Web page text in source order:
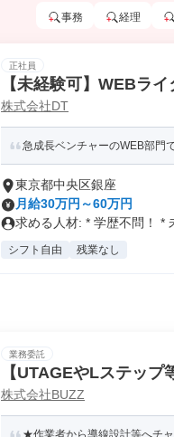
事務 経理
正社員
【未経験可】WEBラ
株式会社DT
急成長ベンチャーのWEB部門
東京都中央区銀座
月給30万円～60万円
求める人材: * 学歴不問！ *
シフト自由 残業なし
業務委託
【UTAGEやLステッ
株式会社BUZZ
★作業者から導線設計等へチ